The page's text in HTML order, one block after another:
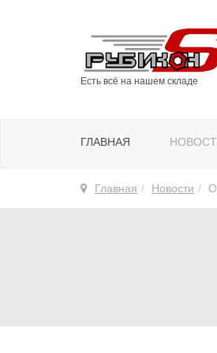
Есть всё на нашем складе
ГЛАВНАЯ
Главная Новости